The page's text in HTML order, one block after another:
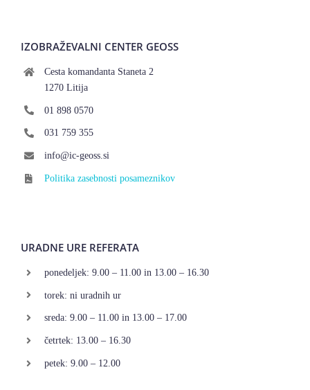
IZOBRAŽEVALNI CENTER GEOSS
Cesta komandanta Staneta 2
1270 Litija
01 898 0570
031 759 355
info@ic-geoss.si
Politika zasebnosti posameznikov
URADNE URE REFERATA
ponedeljek: 9.00 – 11.00 in 13.00 – 16.30
torek: ni uradnih ur
sreda: 9.00 – 11.00 in 13.00 – 17.00
četrtek: 13.00 – 16.30
petek: 9.00 – 12.00